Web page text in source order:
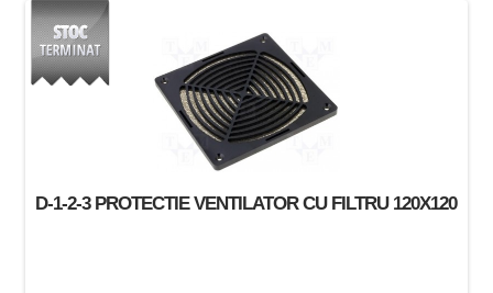
D-1-2-3 PROTECTIE VENTILATOR CU FILTRU 120X120